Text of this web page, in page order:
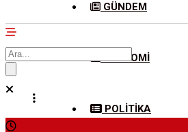
GÜNDEM
EKONOMI
POLITIKA